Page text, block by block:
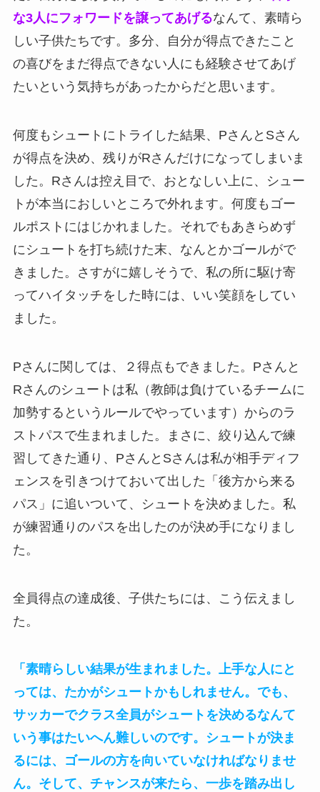
な3人にフォワードを譲ってあげるなんて、素晴ら
しい子供たちです。多分、自分が得点できたこと
の喜びをまだ得点できない人にも経験させてあげ
たいという気持ちがあったからだと思います。
何度もシュートにトライした結果、PさんとSさん
が得点を決め、残りがRさんだけになってしまいま
した。Rさんは控え目で、おとなしい上に、シュー
トが本当におしいところで外れます。何度もゴー
ルポストにはじかれました。それでもあきらめず
にシュートを打ち続けた末、なんとかゴールがで
きました。さすがに嬉しそうで、私の所に駆け寄
ってハイタッチをした時には、いい笑顔をしてい
ました。
Pさんに関しては、２得点もできました。Pさんと
Rさんのシュートは私（教師は負けているチームに
加勢するというルールでやっています）からのラ
ストパスで生まれました。まさに、絞り込んで練
習してきた通り、PさんとSさんは私が相手ディフ
ェンスを引きつけておいて出した「後方から来る
パス」に追いついて、シュートを決めました。私
が練習通りのパスを出したのが決め手になりまし
た。
全員得点の達成後、子供たちには、こう伝えまし
た。
「素晴らしい結果が生まれました。上手な人にと
っては、たかがシュートかもしれません。でも、
サッカーでクラス全員がシュートを決めるなんて
いう事はたいへん難しいのです。シュートが決ま
るには、ゴールの方を向いていなければなりませ
ん。そして、チャンスが来たら、一歩を踏み出し